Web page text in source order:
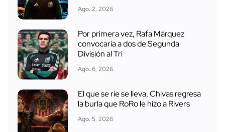
Ago. 2, 2026
Por primera vez, Rafa Márquez
convocaría a dos de Segunda
División al Tri
Ago. 6, 2026
El que se ríe se lleva, Chivas regresa
la burla que RoRo le hizo a Rivers
Ago. 5, 2026